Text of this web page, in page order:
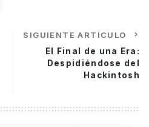
SIGUIENTE ARTÍCULO
El Final de una Era:
Despidiéndose del
Hackintosh